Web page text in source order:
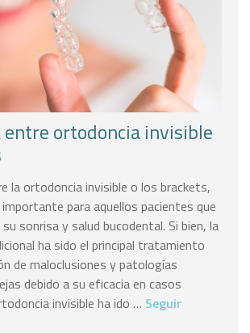
ortodoncia invisible
la ortodoncia invisible o los brackets,
para aquellos pacientes que
sonrisa y salud bucodental. Si bien, la
ha sido el principal tratamiento
de maloclusiones y patologías
debido a su eficacia en casos
invisible ha ido … Seguir